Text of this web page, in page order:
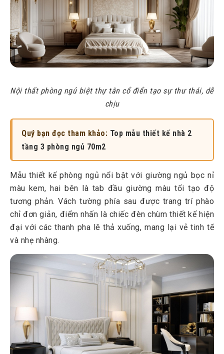
Nội thất phòng ngủ biệt thự tân cổ điển tạo sự thư thái, dễ
chịu
Quý bạn đọc tham khảo: Top mẫu thiết kế nhà 2
tầng 3 phòng ngủ 70m2
Mẫu thiết kế phòng ngủ nổi bật với giường ngủ bọc nỉ
màu kem, hai bên là tab đầu giường màu tối tạo độ
tương phản. Vách tường phía sau được trang trí phào
chỉ đơn giản, điểm nhấn là chiếc đèn chùm thiết kế hiện
đại với các thanh pha lê thả xuống, mang lại vẻ tinh tế
và nhẹ nhàng.